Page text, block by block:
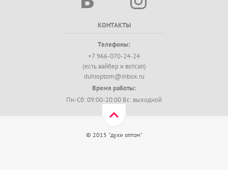
КОНТАКТЫ
Телефоны:
+7 966-070-24-24
(есть вайбер и вотсап)
duhioptom@inbox.ru
Время работы:
Пн-Сб: 09:00-20:00 Вс: выходной
© 2015 "духи оптом"